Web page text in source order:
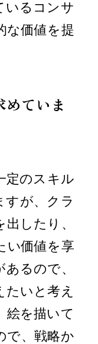
いるコンサ
な価値を提
めていま
定のスキル
すが、クラ
したり、
い価値を享
るので、
いと考え
絵を描いて
で、戦略か